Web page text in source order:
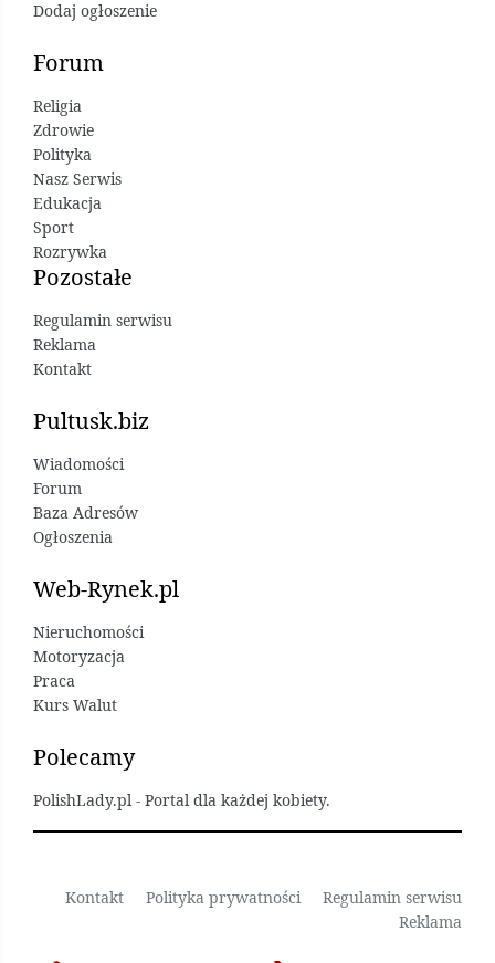
Dodaj ogłoszenie
Forum
Religia
Zdrowie
Polityka
Nasz Serwis
Edukacja
Sport
Rozrywka
Pozostałe
Regulamin serwisu
Reklama
Kontakt
Pultusk.biz
Wiadomości
Forum
Baza Adresów
Ogłoszenia
Web-Rynek.pl
Nieruchomości
Motoryzacja
Praca
Kurs Walut
Polecamy
PolishLady.pl - Portal dla każdej kobiety.
Kontakt Polityka prywatności
Regulamin serwisu
Reklama